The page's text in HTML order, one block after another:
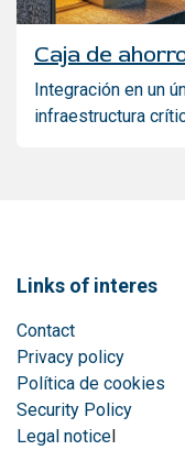
Caja de
Integración en un
infraestructura
Links of interes
Contact
Privacy policy
Política de cookies
Security Policy
Legal notice